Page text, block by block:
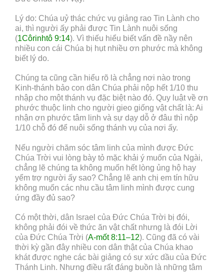
Lý do: Chúa uỷ thác chức vụ giảng rao Tin Lành cho
ai, thì người ấy phải được Tin Lành nuôi sống
(1Côrinhtô 9:14). Vì thiếu hiểu biết vấn đề nầy nên
nhiều con cái Chúa bị hụt nhiều ơn phước mà không
biết lý do.
Chúng ta cũng cần hiểu rõ là chẳng nơi nào trong
Kinh-thánh bảo con dân Chúa phải nộp hết 1/10 thu
nhập cho một thánh vụ đặc biệt nào đó. Quy luật về ơn
phước thuộc linh cho người gieo giống vật chất là: Ai
nhận ơn phước tâm linh và sự dạy dỗ ở đâu thì nộp
1/10 chỗ đó để nuôi sống thánh vụ của nơi ấy.
Nếu người chăm sóc tâm linh của mình được Đức
Chúa Trời vui lòng bày tỏ mặc khải ý muốn của Ngài,
chẳng lẽ chúng ta không muốn hết lòng ủng hộ hay
yểm trợ người ấy sao? Chẳng lẽ anh chị em tín hữu
không muốn các nhu cầu tâm linh mình được cung
ứng đầy đủ sao?
Có một thời, dân Israel của Đức Chúa Trời bị đói,
không phải đói về thức ăn vật chất nhưng là đói Lời
của Đức Chúa Trời (A-mốt 8:11–12). Cũng đã có vài
thời kỳ gần đây nhiều con dân thật của Chúa khao
khát được nghe các bài giảng có sự xức dầu của Đức
Thánh Linh. Nhưng điều rất đáng buồn là những tâm